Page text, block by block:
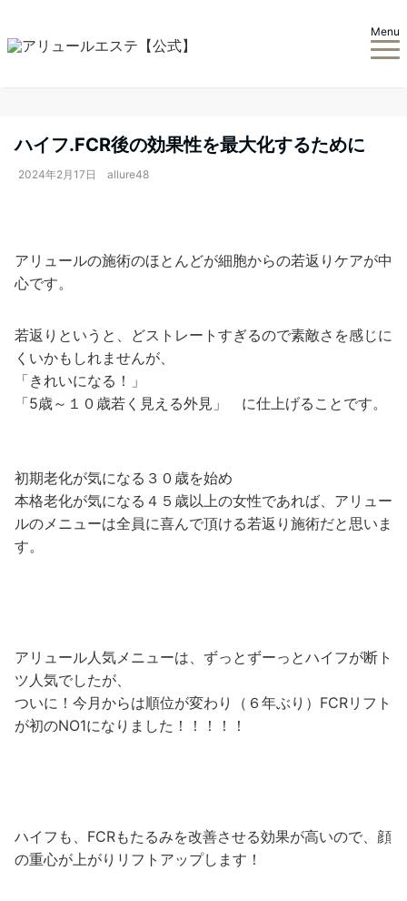
Menu
ハイフ.FCR後の効果性を最大化するために
2024年2月17日 allure48
アリュールの施術のほとんどが細胞からの若返りケアが中
心です。
若返りというと、どストレートすぎるので素敵さを感じに
くいかもしれませんが、
「きれいになる！」
「5歳～１０歳若く見える外見」 に仕上げることです。
初期老化が気になる３０歳を始め
本格老化が気になる４５歳以上の女性であれば、アリュー
ルのメニューは全員に喜んで頂ける若返り施術だと思いま
す。
アリュール人気メニューは、ずっとずーっとハイフが断ト
ツ人気でしたが、
ついに！今月からは順位が変わり（６年ぶり）FCRリフト
が初のNO1になりました！！！！！
ハイフも、FCRもたるみを改善させる効果が高いので、顔
の重心が上がりリフトアップします！